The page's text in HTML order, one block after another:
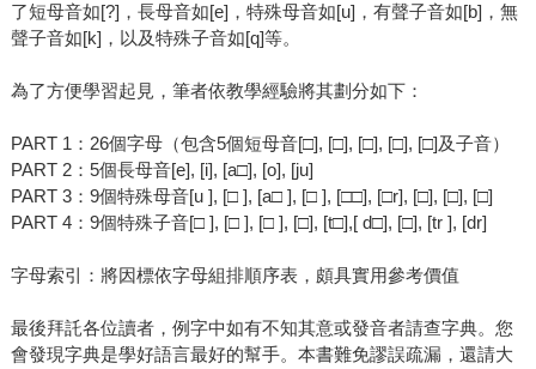
了短母音如[?]，長母音如[e]，特殊母音如[u]，有聲子音如[b]，無
聲子音如[k]，以及特殊子音如[q]等。
為了方便學習起見，筆者依教學經驗將其劃分如下：
PART 1：26個字母（包含5個短母音[□], [□], [□], [□], [□]及子音）
PART 2：5個長母音[e], [i], [a□], [o], [ju]
PART 3：9個特殊母音[u ], [□ ], [a□ ], [□ ], [□□], [□r], [□], [□], [□]
PART 4：9個特殊子音[□ ], [□ ], [□ ], [□], [t□],[ d□], [□], [tr ], [dr]
字母索引：將因標依字母組排順序表，頗具實用參考價值
最後拜託各位讀者，例字中如有不知其意或發音者請查字典。您
會發現字典是學好語言最好的幫手。本書難免謬誤疏漏，還請大